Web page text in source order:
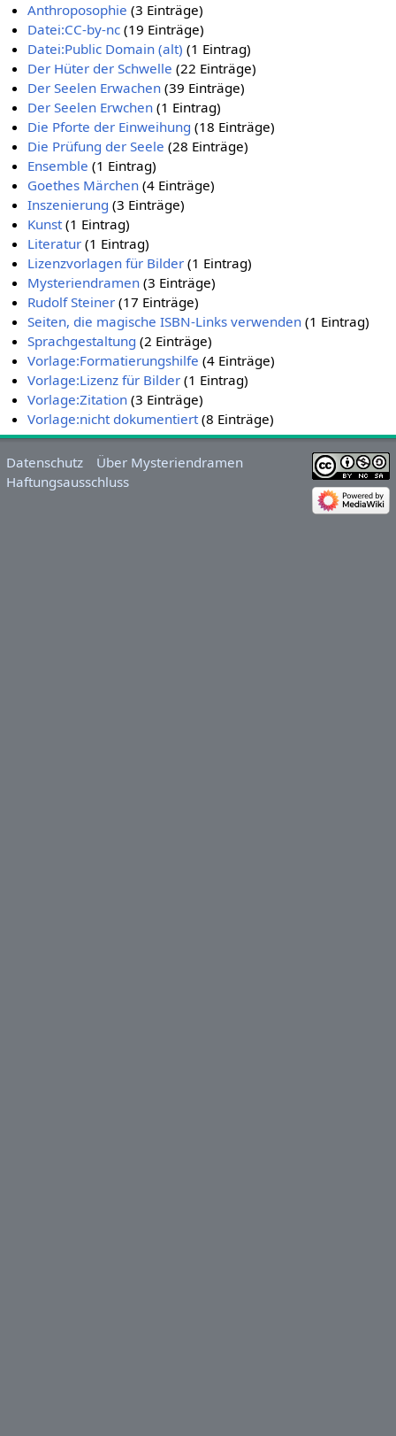
Anthroposophie ‏‎ (3 Einträge)
Datei:CC-by-nc ‏‎ (19 Einträge)
Datei:Public Domain (alt) ‏‎ (1 Eintrag)
Der Hüter der Schwelle ‏‎ (22 Einträge)
Der Seelen Erwachen ‏‎ (39 Einträge)
Der Seelen Erwchen ‏‎ (1 Eintrag)
Die Pforte der Einweihung ‏‎ (18 Einträge)
Die Prüfung der Seele ‏‎ (28 Einträge)
Ensemble ‏‎ (1 Eintrag)
Goethes Märchen ‏‎ (4 Einträge)
Inszenierung ‏‎ (3 Einträge)
Kunst‏‎ (1 Eintrag)
Literatur ‏‎ (1 Eintrag)
Lizenzvorlagen für Bilder ‏‎ (1 Eintrag)
Mysteriendramen ‏‎ (3 Einträge)
Rudolf Steiner ‏‎ (17 Einträge)
Seiten, die magische ISBN-Links verwenden ‏‎ (1 Eintrag)
Sprachgestaltung ‏‎ (2 Einträge)
Vorlage:Formatierungshilfe ‏‎ (4 Einträge)
Vorlage:Lizenz für Bilder ‏‎ (1 Eintrag)
Vorlage:Zitation ‏‎ (3 Einträge)
Vorlage:nicht dokumentiert‏‎ (8 Einträge)
Datenschutz
Über Mysteriendramen
Haftungsausschluss